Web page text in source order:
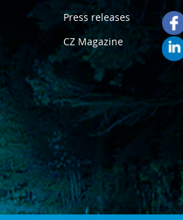
Press releases
CZ Magazine